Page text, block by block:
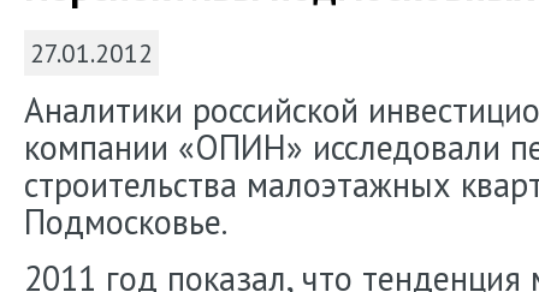
27.01.2012
Аналитики российской
компании «ОПИН» исследовали
строительства малоэтажных
Подмосковье.
2011 год показал, что тенденция